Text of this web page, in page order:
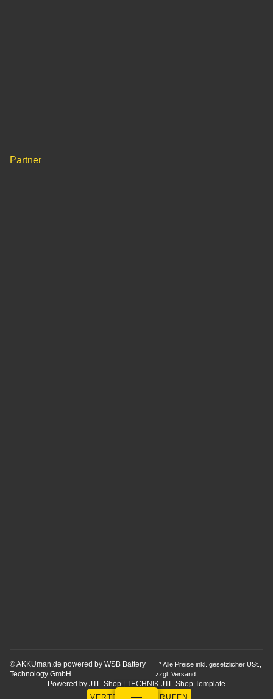
Partner
© AKKUman.de powered by WSB Battery
Technology GmbH
* Alle Preise inkl. gesetzlicher USt.,
zzgl. Versand
Powered by JTL-Shop | TECHNIK JTL-Shop Template
VERTRAG WIDERRUFEN